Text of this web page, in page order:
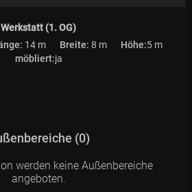
Werkstatt (1. OG)
14 m Breite: 8 m Höhe:5 m
möbliert:ja
(0)
werden keine Außenbereiche
angeboten.